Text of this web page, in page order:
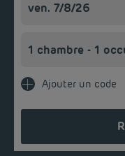
Ajouter un code